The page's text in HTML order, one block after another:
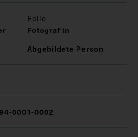
Rolle
Fotograf:in
Abgebildete Person
0001-0002